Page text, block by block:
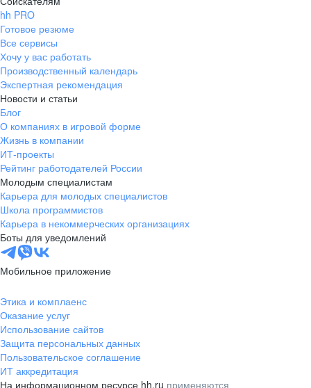
hh PRO
Готовое резюме
Все сервисы
Хочу у вас работать
Производственный календарь
Экспертная рекомендация
Новости и статьи
Блог
О компаниях в игровой форме
Жизнь в компании
ИТ-проекты
Рейтинг работодателей России
Молодым специалистам
Карьера для молодых специалистов
Школа программистов
Карьера в некоммерческих организациях
Боты для уведомлений
Мобильное приложение
Этика и комплаенс
Оказание услуг
Использование сайтов
Защита персональных данных
Пользовательское соглашение
ИТ аккредитация
На информационном ресурсе hh.ru применяются